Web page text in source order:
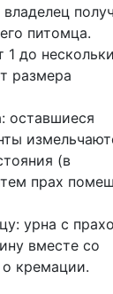
владелец
питомца.
1 до
размера
оставшиеся
(в
прах
урна с
вместе со
кремации.